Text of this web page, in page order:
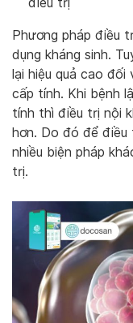
Phương pháp điều
dụng kháng sinh.
lại hiệu quả cao đối
cấp tính. Khi bệnh
tính thì điều trị nội
hơn. Do đó để điều
nhiều biện pháp
trị.